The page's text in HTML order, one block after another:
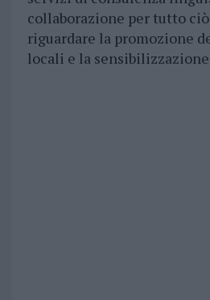
collaborazione per tutto
riguardare la promozione
locali e la